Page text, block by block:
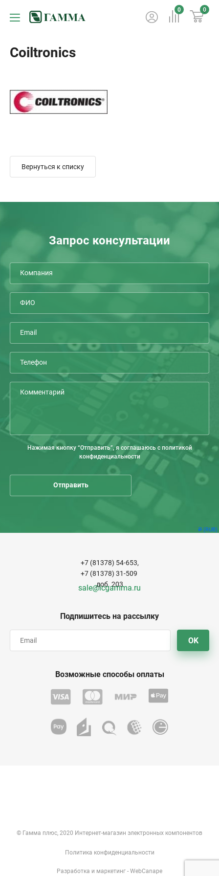
Р (RUB)
0 0
Coiltronics
Вернуться к списку
Запрос консультации
Нажимая кнопку “Отправить”, я соглашаюсь с политикой
конфиденциальности
Подпишитесь на рассылку
OK
+7 (81378) 54-653,
+7 (81378) 31-509
доб. 203
sale@icgamma.ru
Возможные способы оплаты
© Гамма плюс, 2020 Интернет-магазин электронных компонентов
Политика конфиденциальности
Разработка и маркетинг - WebCanape